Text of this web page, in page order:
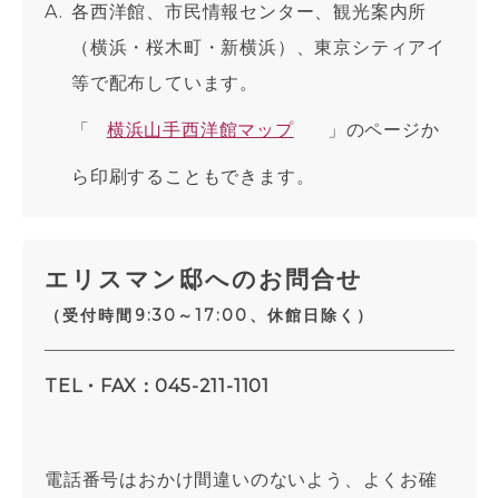
各西洋館、市民情報センター、観光案内所
（横浜・桜木町・新横浜）、東京シティアイ
等で配布しています。
「 横浜山手西洋館マップ 」のページか
ら印刷することもできます。
エリスマン邸へのお問合せ
（受付時間9:30～17:00、休館日除く）
TEL・FAX：045-211-1101
電話番号はおかけ間違いのないよう、よくお確